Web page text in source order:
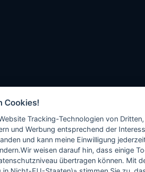
Cookies!
Tracking-Technologien von
und Werbung entsprechend der
und kann meine Einwilligung
weisen darauf hin, dass einige
übertragen können. Mit